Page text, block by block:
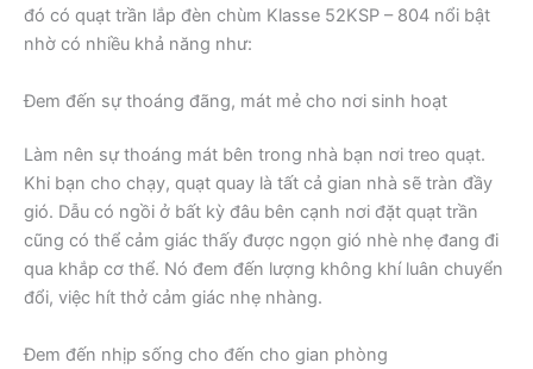
đó có quạt trần lắp đèn chùm Klasse 52KSP – 804 nổi bật
nhờ có nhiều khả năng như:
Đem đến sự thoáng đãng, mát mẻ cho nơi sinh hoạt
Làm nên sự thoáng mát bên trong nhà bạn nơi treo quạt.
Khi bạn cho chạy, quạt quay là tất cả gian nhà sẽ tràn đầy
gió. Dẫu có ngồi ở bất kỳ đâu bên cạnh nơi đặt quạt trần
cũng có thể cảm giác thấy được ngọn gió nhè nhẹ đang đi
qua khắp cơ thể. Nó đem đến lượng không khí luân chuyển
đổi, việc hít thở cảm giác nhẹ nhàng.
Đem đến nhịp sống cho đến cho gian phòng